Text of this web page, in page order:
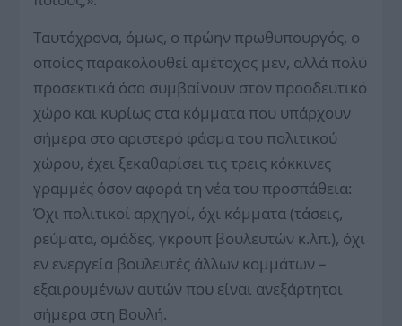
Ταυτόχρονα, όμως, ο πρώην πρωθυπουργός, ο
οποίος παρακολουθεί αμέτοχος μεν, αλλά πολύ
προσεκτικά όσα συμβαίνουν στον προοδευτικό
χώρο και κυρίως στα κόμματα που υπάρχουν
σήμερα στο αριστερό φάσμα του πολιτικού
χώρου, έχει ξεκαθαρίσει τις τρεις κόκκινες
γραμμές όσον αφορά τη νέα του προσπάθεια:
Όχι πολιτικοί αρχηγοί, όχι κόμματα (τάσεις,
ρεύματα, ομάδες, γκρουπ βουλευτών κ.λπ.), όχι
εν ενεργεία βουλευτές άλλων κομμάτων –
εξαιρουμένων αυτών που είναι ανεξάρτητοι
σήμερα στη Βουλή.